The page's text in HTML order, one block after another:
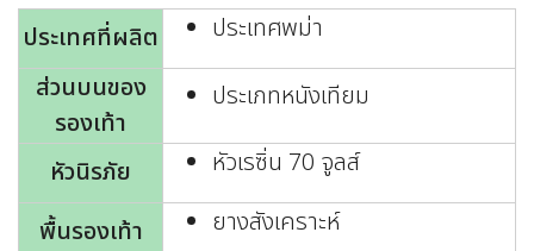
ประเทศที่ผลิต
ประเทศพม่า
ส่วนบนของ
รองเท้า
ประเภทหนังเทียม
หัวนิรภัย
หัวเรซิ่น 70 จูลส์
พื้นรองเท้า
ยางสังเคราะห์